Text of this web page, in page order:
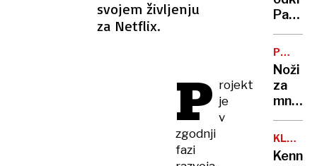
svojem življenju
za Netflix.
P rojekt
je
v
zgodnji
fazi
Papež
je v
sorodu
z
PORAST
NASILJA
Noži
za
mnoge
postali
V
KLIC
K